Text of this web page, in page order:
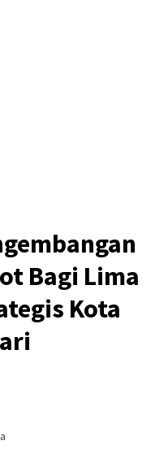
Bagi Lima
Kota